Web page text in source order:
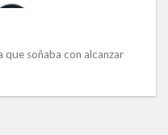
que soñaba con alcanzar